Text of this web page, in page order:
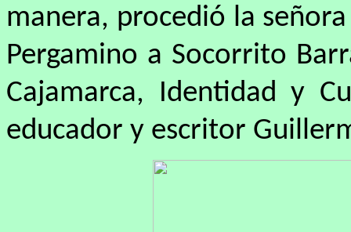
manera, procedió la
Pergamino a Socorrito
Cajamarca, Identidad y
educador y escritor